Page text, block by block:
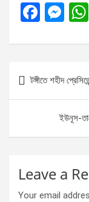
F
ce
o
M
se
g
er
Post
navigation
টঙ্গীতে শহীদ
ইউনূস-
Leave a
Your email